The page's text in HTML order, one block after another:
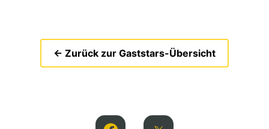
← Zurück zur Gaststars-Übersicht